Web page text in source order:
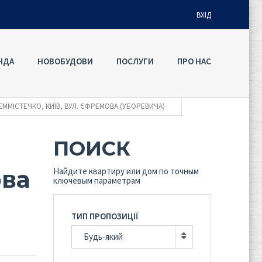
ВХІД
Ім'я користувача
Пароль
пароль?
Запам'ятати мене
НОВОБУДОВИ ПОСЛУГИ ПРО НАС
КИЇВ, ВУЛ. ЄФРЕМОВА (УБОРЕВИЧА)
ПОИСК
Найдите квартиру или дом по точным
ключевым параметрам
ТИП ПРОПОЗИЦІЇ
Будь-який